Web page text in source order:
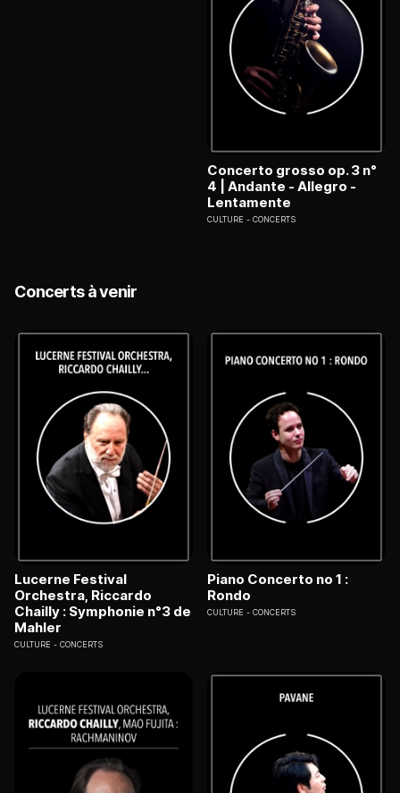
Concerto grosso op. 3 n°
4 | Andante - Allegro -
Lentamente
CULTURE CONCERTS
Concerts à venir
Lucerne Festival
Orchestra, Riccardo
Chailly : Symphonie n°3 de
Mahler
CULTURE CONCERTS
Piano Concerto no 1 :
Rondo
CULTURE CONCERTS